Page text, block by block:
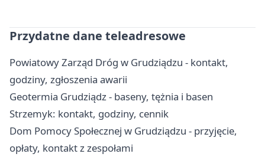
Przydatne dane teleadresowe
Powiatowy Zarząd Dróg w Grudziądzu - kontakt,
godziny, zgłoszenia awarii
Geotermia Grudziądz - baseny, tężnia i basen
Strzemyk: kontakt, godziny, cennik
Dom Pomocy Społecznej w Grudziądzu - przyjęcie,
opłaty, kontakt z zespołami